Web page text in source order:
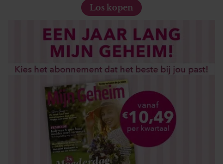
verzameld op basis van uw gebruik van hun services. U
gaat akkoord met onze cookies als u onze website blijft
gebruiken.
Los kopen